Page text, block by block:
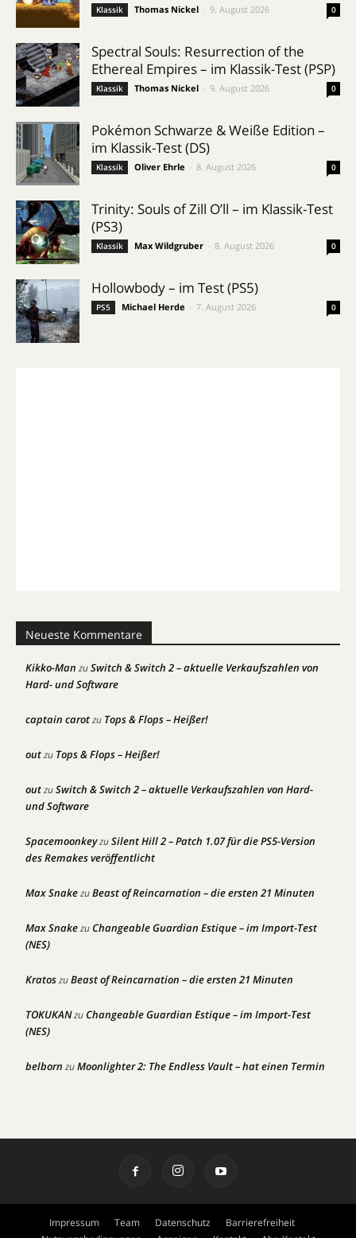
Klassik Thomas Nickel 9. August 2026 0
Spectral Souls: Resurrection of the
Ethereal Empires – im Klassik-Test (PSP)
Klassik Thomas Nickel 9. August 2026 0
Pokémon Schwarze & Weiße Edition –
im Klassik-Test (DS)
Klassik Oliver Ehrle 8. August 2026 0
Trinity: Souls of Zill O’ll – im Klassik-Test
(PS3)
Klassik Max Wildgruber 8. August 2026 0
Hollowbody – im Test (PS5)
PS5 Michael Herde 7. August 2026 0
Neueste Kommentare
Kikko-Man zuSwitch & Switch 2 – aktuelle Verkaufszahlen von
Hard- und Software
captain carotzu Tops & Flops – Heißer!
outzu Tops & Flops – Heißer!
outzuSwitch & Switch 2 – aktuelle Verkaufszahlen von Hard-
und Software
SpacemoonkeyzuSilent Hill 2 – Patch 1.07 für die PS5-Version
des Remakes veröffentlicht
Max SnakezuBeast of Reincarnation – die ersten 21 Minuten
Max SnakezuChangeable Guardian Estique – im Import-Test
(NES)
KratoszuBeast of Reincarnation – die ersten 21 Minuten
TOKUKANzuChangeable Guardian Estique – im Import-Test
(NES)
belborn zuMoonlighter 2: The Endless Vault – hat einen Termin
Impressum Team Datenschutz
Barrierefreiheit